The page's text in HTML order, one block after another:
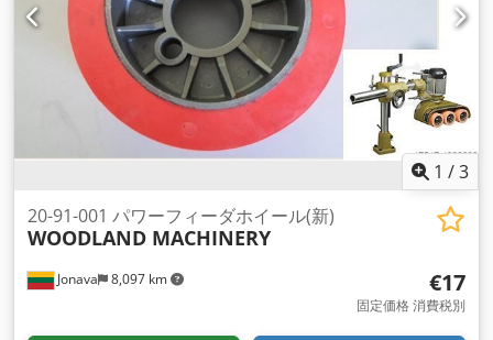
1 /3
Jonava 8,097 km
20-91-001 パワーフィーダホイール(新)
WOODLAND MACHINERY
€17
固定価格 消費税別